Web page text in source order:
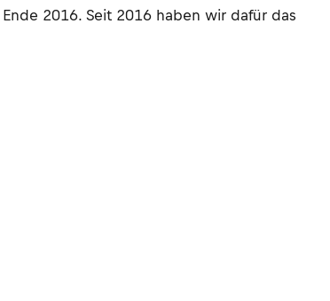
2016. Seit 2016 haben wir dafür das